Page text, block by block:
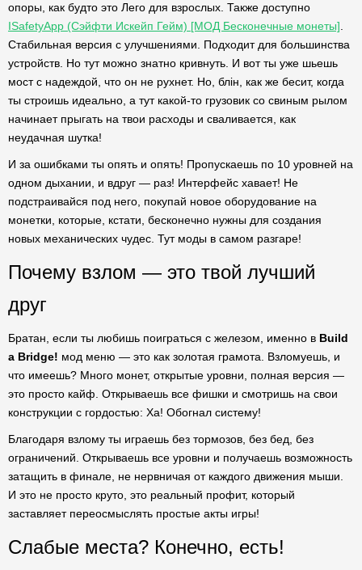
опоры, как будто это Лего для взрослых. Также доступно
ISafetyApp (Сэйфти Искейп Гейм) [МОД Бесконечные монеты]
Стабильная версия с улучшениями. Подходит для большинства
устройств. Но тут можно знатно кривнуть. И вот ты уже шьешь
мост с надеждой, что он не рухнет. Но, блін, как же бесит, когда
ты строишь идеально, а тут какой-то грузовик со свиным рылом
начинает прыгать на твои расходы и сваливается, как
неудачная шутка!
И за ошибками ты опять и опять! Пропускаешь по 10 уровней на
одном дыхании, и вдруг — раз! Интерфейс хавает! Не
подстраивайся под него, покупай новое оборудование на
монетки, которые, кстати, бесконечно нужны для создания
новых механических чудес. Тут моды в самом разгаре!
Почему взлом — это твой лучший
друг
Братан, если ты любишь поиграться с железом, именно в Build
a Bridge! мод меню — это как золотая грамота. Взломуешь, и
что имеешь? Много монет, открытые уровни, полная версия —
это просто кайф. Открываешь все фишки и смотришь на свои
конструкции с гордостью: Ха! Обогнал систему!
Благодаря взлому ты играешь без тормозов, без бед, без
ограничений. Открываешь все уровни и получаешь возможность
затащить в финале, не нервничая от каждого движения мыши.
И это не просто круто, это реальный профит, который
заставляет переосмыслять простые акты игры!
Слабые места? Конечно, есть!